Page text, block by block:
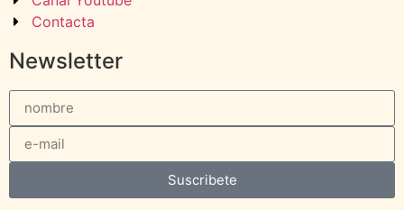
Contacta
Newsletter
Suscribete